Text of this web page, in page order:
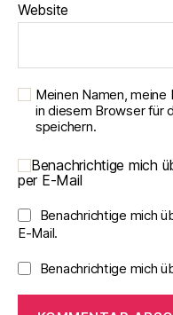
Website
Meinen Namen,
in diesem Browser für
speichern.
Benachrichtige mich
per E-Mail
Benachrichtige mich
E-Mail.
Benachrichtige mich